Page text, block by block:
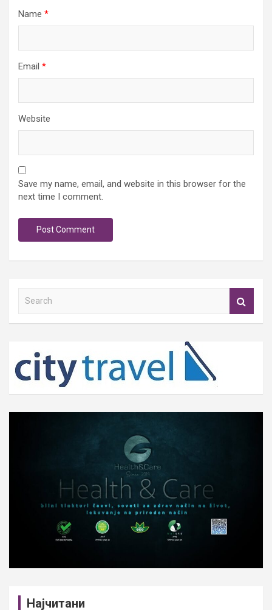
Name *
Email *
Website
Save my name, email, and website in this browser for the
next time I comment.
h
Најчитани